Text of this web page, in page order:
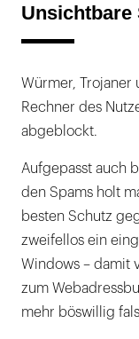
Unsichtbare
Würmer, Trojaner
Rechner des
abgeblockt.
Aufgepasst auch
den Spams holt
besten Schutz
zweifellos ein
Windows – damit
zum
mehr böswillig